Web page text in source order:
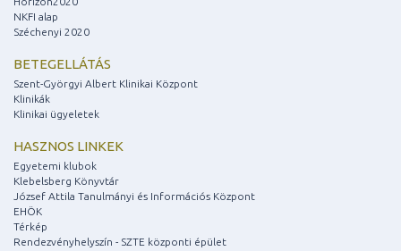
NKFI alap
Széchenyi 2020
BETEGELLÁTÁS
Szent-Györgyi Albert Klinikai Központ
Klinikák
Klinikai ügyeletek
HASZNOS LINKEK
Egyetemi klubok
Klebelsberg Könyvtár
József Attila Tanulmányi és Információs Központ
EHÖK
Térkép
Rendezvényhelyszín - SZTE központi épület